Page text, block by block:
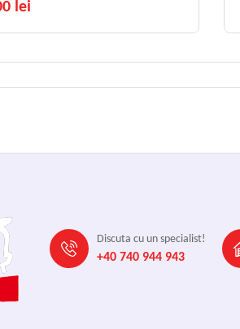
lei
Discuta cu un specialist!
+40 740 944 943